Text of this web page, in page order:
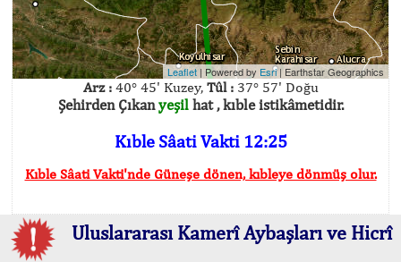
Leaflet | Powered by Esri| Earthstar Geographics
Arz :40° 45' Kuzey, Tûl :37° 57' Doğu
Şehirden Çıkanyeşilhat , kıble istikâmetidir.
Kıble Sâati Vakti 12:25
Kıble Sâati Vakti'nde Güneşe dönen, kıbleye dönmüş olur.
Uluslararası Kamerî Aybaşları ve Hicrî